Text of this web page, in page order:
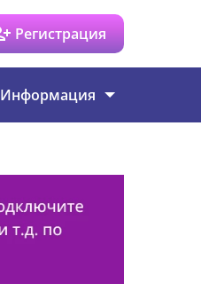
Регистрация
Информация